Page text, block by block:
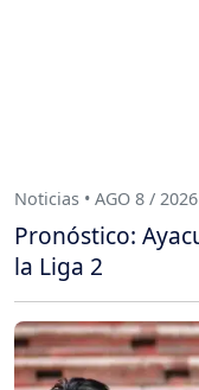
Noticias • AGO 8 / 2026
Pronóstico:
la Liga 2